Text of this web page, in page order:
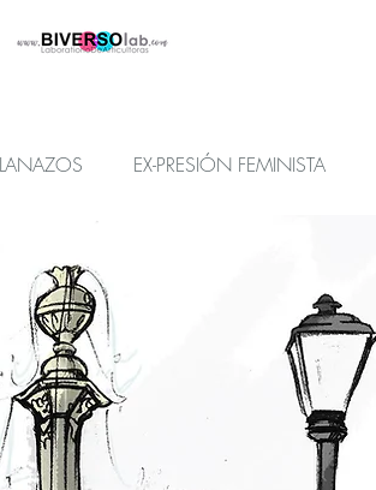
EX-PRESIÓN FEMINISTA